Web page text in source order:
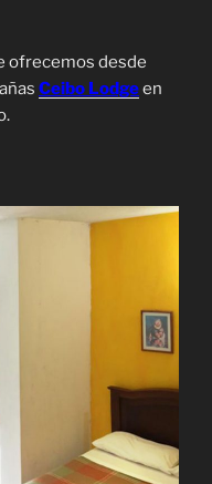
ofrecemos desde
Ceibo Lodgeen